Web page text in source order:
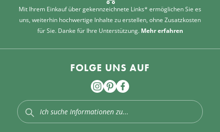
Mit Ihrem Einkauf über gekennzeichnete Links* ermöglichen Sie es
uns, weiterhin hochwertige Inhalte zu erstellen, ohne Zusatzkosten
für Sie. Danke für Ihre Unterstützung. Mehr erfahren
FOLGE UNS AUF